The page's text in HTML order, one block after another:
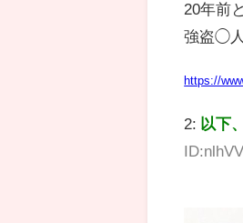
20年前
強盗◯
https://
2: 以下